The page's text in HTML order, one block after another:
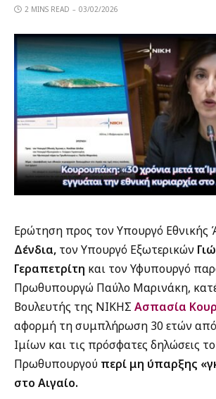
2 MINS READ 03/02/2026
Ερώτηση προς τον Υπουργό Εθνικής
Δένδια, τον Υπουργό Εξωτερικών
Γεραπετρίτη και τον Υφυπουργό
Πρωθυπουργώ Παύλο Μαρινάκη,
Βουλευτής της ΝΙΚΗΣ Ασπασία
αφορμή τη συμπλήρωση 30 ετών
Ιμίων και τις πρόσφατες δηλώσεις
Πρωθυπουργού περί μη ύπαρξης
στο Αιγαίο.